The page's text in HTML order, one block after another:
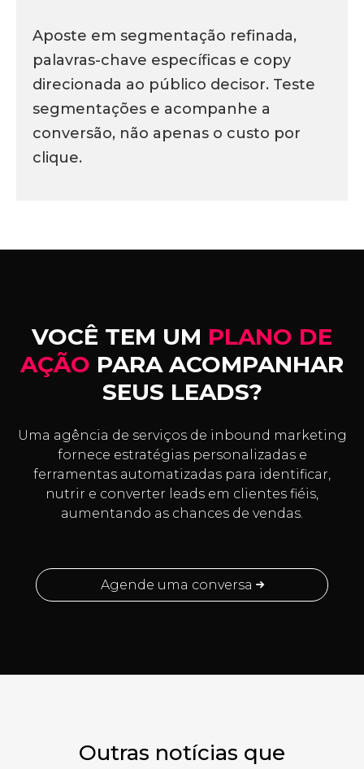
Aposte em segmentação refinada,
palavras-chave específicas e copy
direcionada ao público decisor. Teste
segmentações e acompanhe a
conversão, não apenas o custo por
clique.
VOCÊ TEM UM PLANO DE
AÇÃO PARA ACOMPANHAR
SEUS LEADS?
Uma agência de serviços de inbound marketing
fornece estratégias personalizadas e
ferramentas automatizadas para identificar,
nutrir e converter leads em clientes fiéis,
aumentando as chances de vendas.
Agende uma conversa
Outras notícias que